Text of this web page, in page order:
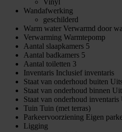
Vinyl
Wandafwerking
geschilderd
Warm water Verwarmd door
Verwarming Warmtepomp
Aantal slaapkamers 5
Aantal badkamers 5
Aantal toiletten 3
Inventaris Inclusief inventaris
Staat van onderhoud buiten
Staat van onderhoud binnen
Staat van onderhoud inventaris
Tuin Tuin (met terras)
Parkeervoorziening Eigen
Ligging